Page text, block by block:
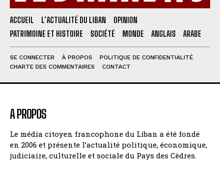
ACCUEIL L’ACTUALITÉ DU LIBAN
OPINION
PATRIMOINE ET HISTOIRE
SOCIÉTÉ MONDE ANGLAIS ARABE
SE CONNECTER À PROPOS
POLITIQUE DE CONFIDENTIALITÉ
CHARTE DES COMMENTAIRES
CONTACT
A PROPOS
Le média citoyen francophone du Liban a été fondé
en 2006 et présente l’actualité politique, économique,
judiciaire, culturelle et sociale du Pays des Cèdres.